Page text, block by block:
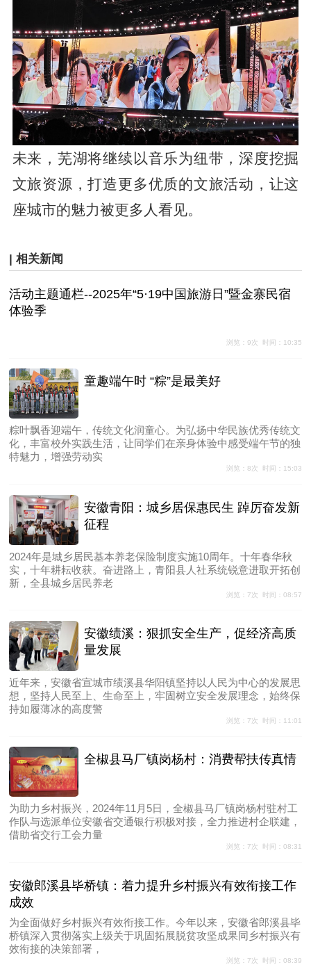
未来，芜湖将继续以音乐为纽带，深度挖掘
文旅资源，打造更多优质的文旅活动，让这
座城市的魅力被更多人看见。
| 相关新闻
活动主题通栏--2025年“5·19中国旅游日”暨金寨民宿
体验季
浏览：9次 时间：10:35
童趣端午时 “粽”是最美好
粽叶飘香迎端午，传统文化润童心。为弘扬中华民族优秀传统文
化，丰富校外实践生活，让同学们在亲身体验中感受端午节的独
特魅力，增强劳动实
浏览：8次 时间：15:03
安徽青阳：城乡居保惠民生 踔厉奋发新
征程
2024年是城乡居民基本养老保险制度实施10周年。十年春华秋
实，十年耕耘收获。奋进路上，青阳县人社系统锐意进取开拓创
新，全县城乡居民养老
浏览：7次 时间：08:57
安徽绩溪：狠抓安全生产，促经济高质
量发展
近年来，安徽省宣城市绩溪县华阳镇坚持以人民为中心的发展思
想，坚持人民至上、生命至上，牢固树立安全发展理念，始终保
持如履薄冰的高度警
浏览：7次 时间：11:01
全椒县马厂镇岗杨村：消费帮扶传真情
为助力乡村振兴，2024年11月5日，全椒县马厂镇岗杨村驻村工
作队与选派单位安徽省交通银行积极对接，全力推进村企联建，
借助省交行工会力量
浏览：7次 时间：08:31
安徽郎溪县毕桥镇：着力提升乡村振兴有效衔接工作
成效
为全面做好乡村振兴有效衔接工作。今年以来，安徽省郎溪县毕
桥镇深入贯彻落实上级关于巩固拓展脱贫攻坚成果同乡村振兴有
效衔接的决策部署，
浏览：7次 时间：08:39